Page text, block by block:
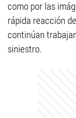
como por las
rápida reacción
continúan
siniestro.